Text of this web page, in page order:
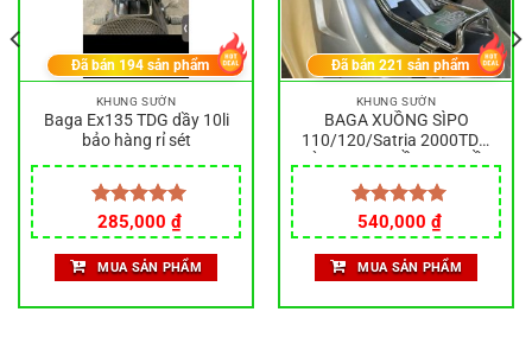
KHUNG SƯỜN
Baga Ex135 TDG dầy 10li
bảo hàng rỉ sét
Được xếp
hạng5.00
5 sao
285,000 ₫
Đã bán 194 sản phẩm
MUA SẢN PHẨM
KHUNG SƯỜN
BAGA XUỒNG SÌPO
110/120/Satria 2000TDG
BĨ BẢO HÀNH RỎ SÉT
Được xếp
hạng5.00
5 sao
540,000 ₫
Đã bán221 sản phẩm
MUA SẢN PHẨM